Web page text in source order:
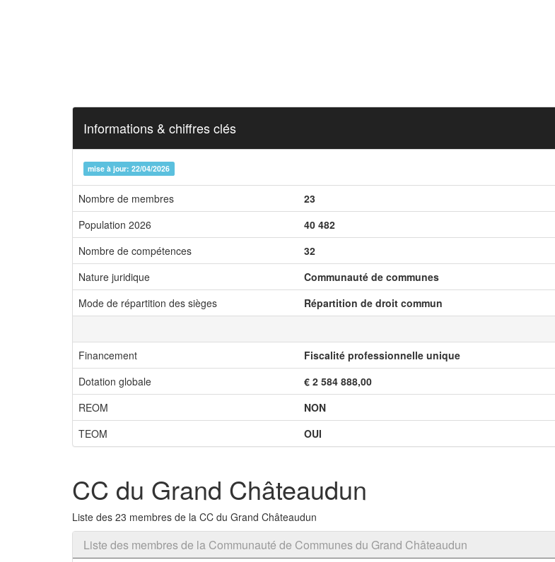
Informations & chiffres clés
mise à jour: 22/04/2026
Nombre de membres 23
Population 2026
40 482
Nombre de compétences
32
Nature juridique
Communauté de communes
Mode de répartition des sièges
Répartition de droit commun
Financement
Fiscalité professionnelle unique
Dotation globale
€ 2 584 888,00
REOM
NON
TEOM OUI
CC du Grand Châteaudun
Liste des 23 membres de la CC du Grand Châteaudun
Liste des membres de la Communauté de Communes du Grand Châteaudun